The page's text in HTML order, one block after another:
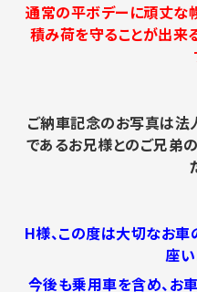
通常の平ボデーに頑丈な
積み荷を守ることが出
ご納車記念のお写真は法
であるお兄様とのご兄弟
H様、この度は大切なお車
座い
今後も乗用車を含め、お